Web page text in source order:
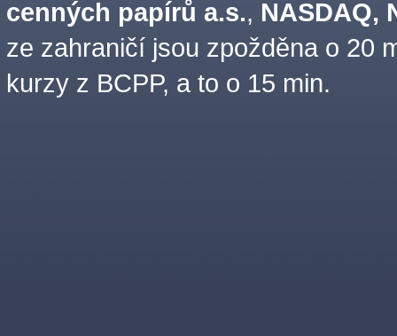
cenných papírů a.s., NASDAQ,
ze zahraničí jsou zpožděna o 20
kurzy z BCPP, a to o 15 min.